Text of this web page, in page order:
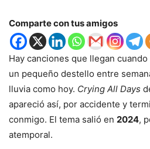
Comparte con tus amigos
Hay canciones que llegan
un pequeño destello entre
lluvia como hoy. Crying All Days
apareció así, por accidente y
conmigo. El tema salió en 2024,
atemporal.